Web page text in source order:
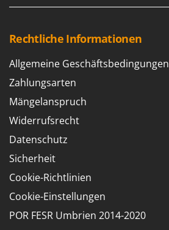
Robomow
Royal Food
Ryobi
S
S.T.P.
Santos
Sbaraglia
Schnitzer
Seven Italy
Rechtliche Informationen
Allgemeine Geschäftsbedingungen
Zahlungsarten
Mängelanspruch
Widerrufsrecht
Datenschutz
Sicherheit
Cookie-Richtlinien
Cookie-Einstellungen
POR FESR Umbrien 2014-2020